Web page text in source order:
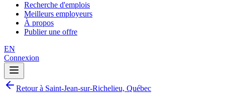
Recherche d'emplois
Meilleurs employeurs
À propos
Publier une offre
EN
Connexion
Retour à Saint-Jean-sur-Richelieu, Québec